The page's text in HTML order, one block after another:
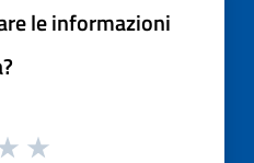
le informazioni